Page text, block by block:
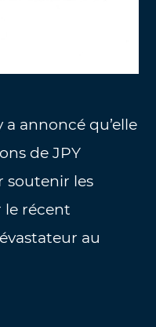
annoncé qu’elle
de JPY
soutenir les
le récent
au